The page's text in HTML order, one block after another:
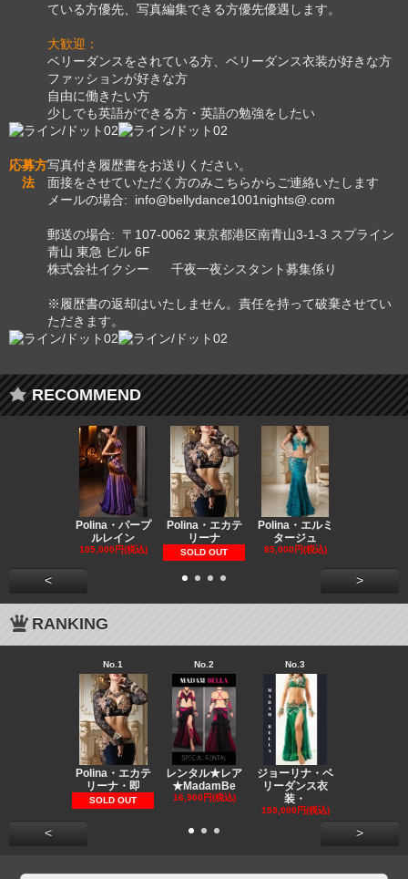
ている方優先、写真編集できる方優先優遇します。
大歓迎：
ベリーダンスをされている方、ベリーダンス衣装が好きな方
ファッションが好きな方
自由に働きたい方
少しでも英語ができる方・英語の勉強をしたい
応募方
法
写真付き履歴書をお送りください。
面接をさせていただく方のみこちらからご連絡いたします
メールの場合: info@bellydance1001nights@.com
郵送の場合: 〒107-0062 東京都港区南青山3-1-3 スプライン
青山 東急 ビル 6F
株式会社イクシー 千夜一夜シスタント募集係り
※履歴書の返却はいたしません。責任を持って破棄させてい
ただきます。
RECOMMEND
Polina・パープ
ルレイン
105,000円(税込)
Polina・エカテ
リーナ
SOLD OUT
Polina・エルミ
タージュ
85,000円(税込)
< >
RANKING
No.1
Polina・エカテ
リーナ・即
SOLD OUT
No.2
レンタル★レア
★MadamBe
16,900円(税込)
No.3
ジョーリナ・ベ
リーダンス衣
装・
159,000円(税込)
< >